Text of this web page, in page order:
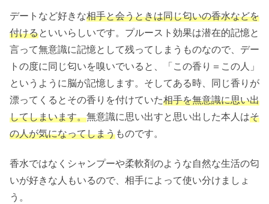
デートなど好きな相手と会うときは同じ匂いの香水などを
付けるといいらしいです。プルースト効果は潜在的記憶と
言って無意識に記憶として残ってしまうものなので、デー
トの度に同じ匂いを嗅いでいると、「この香り＝この人」
というように脳が記憶します。そしてある時、同じ香りが
漂ってくるとその香りを付けていた相手を無意識に思い出
してしまいます。無意識に思い出すと思い出した本人はそ
の人が気になってしまうものです。
香水ではなくシャンプーや柔軟剤のような自然な生活の匂
いが好きな人もいるので、相手によって使い分けましょ
う。